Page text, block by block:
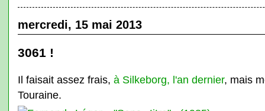
mercredi, 15 mai 2013
3061 !
Il faisait assez frais, à Silkeborg, l'an dernier, mais
Touraine.